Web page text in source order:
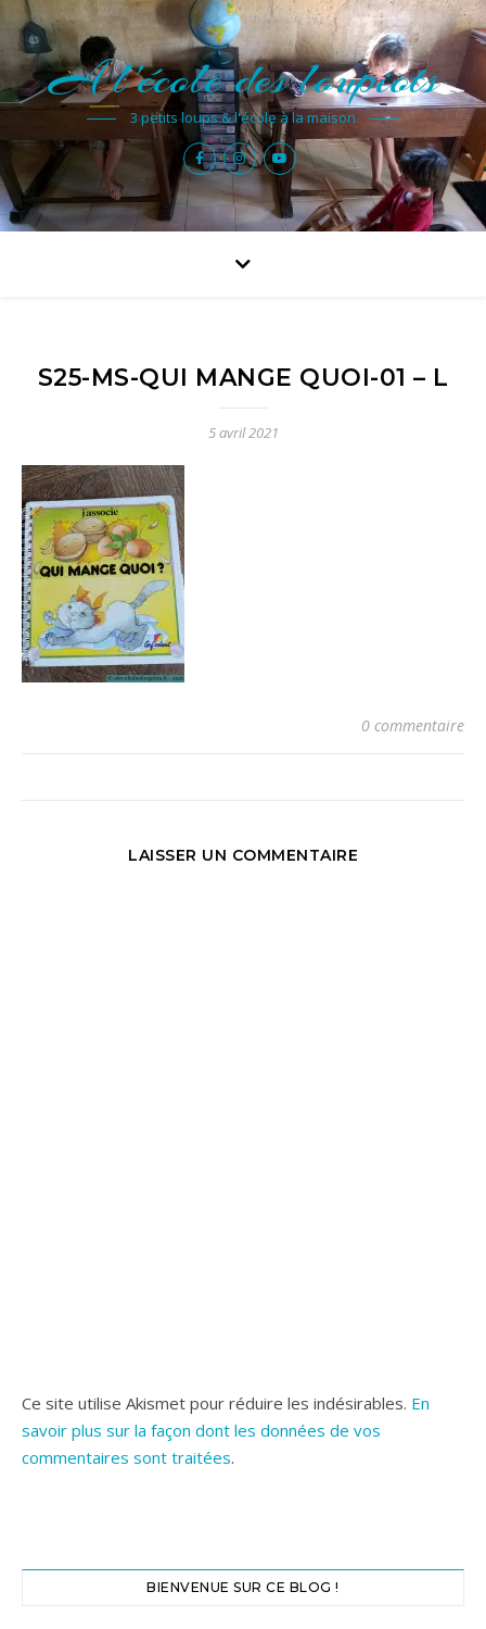
A l'école des loupiots
3 petits loups & l'école à la maison
S25-MS-QUI MANGE QUOI-01 – L
5 avril 2021
0 commentaire
LAISSER UN COMMENTAIRE
Ce site utilise Akismet pour réduire les indésirables. En
savoir plus sur la façon dont les données de vos
commentaires sont traitées.
BIENVENUE SUR CE BLOG !